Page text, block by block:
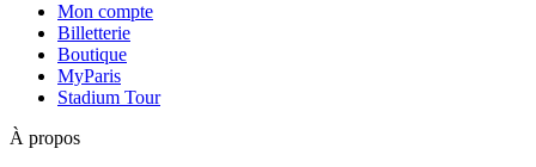
Mon compte
Billetterie
Boutique
MyParis
Stadium Tour
À propos